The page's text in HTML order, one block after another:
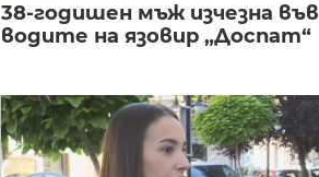
38-годишен мъж изчезна във
водите на язовир „Доспат“